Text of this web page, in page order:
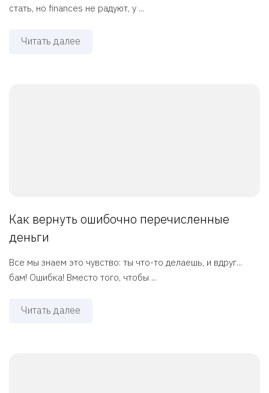
стать, но finances не радуют, у ...
Читать далее
Как вернуть ошибочно перечисленные
деньги
Все мы знаем это чувство: ты что-то делаешь, и вдруг...
бам! Ошибка! Вместо того, чтобы ...
Читать далее